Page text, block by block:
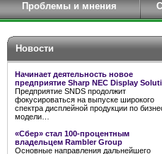
Проблемы и мнения
Новости
Начинает деятельность новое
предприятие Sharp NEC Display
Предприятие SNDS продолжит
фокусироваться на выпуске широкого
спектра дисплейной продукции по
модели…
«Сбер» стал 100-процентным
владельцем Rambler Group
Основные направления дальнейшего